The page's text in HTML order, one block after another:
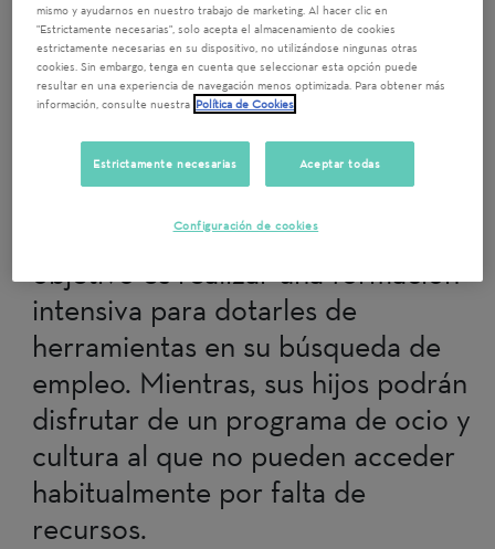
Alicante/Alacant 31/07/2026 9:00
Campamento para el empleo es un
sociolaboral destinado a mujeres
en riesgo de exclusión social. El
objetivo es realizar una formación
intensiva para dotarles de
herramientas en su búsqueda de
empleo. Mientras, sus hijos podrán
disfrutar de un programa de ocio y
cultura al que no pueden acceder
habitualmente por falta de
recursos.
mismo y ayudarnos en nuestro trabajo de marketing. Al hacer clic en
"Estrictamente necesarias", solo acepta el almacenamiento de cookies
estrictamente necesarias en su dispositivo, no utilizándose ningunas otras
cookies. Sin embargo, tenga en cuenta que seleccionar esta opción puede
resultar en una experiencia de navegación menos optimizada. Para obtener más
información, consulte nuestra Política de Cookies
Estrictamente necesarias Aceptar todas
Configuración de cookies